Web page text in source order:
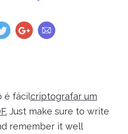
é fácilcriptografar um
Just make sure to write
remember it well